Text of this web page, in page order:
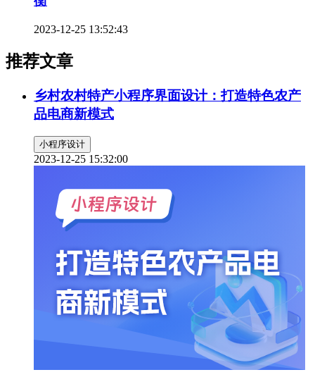
2023-12-25 13:52:43
推荐文章
乡村农村特产小程序界面设计：打造特色农产
品电商新模式
小程序设计
2023-12-25 15:32:00